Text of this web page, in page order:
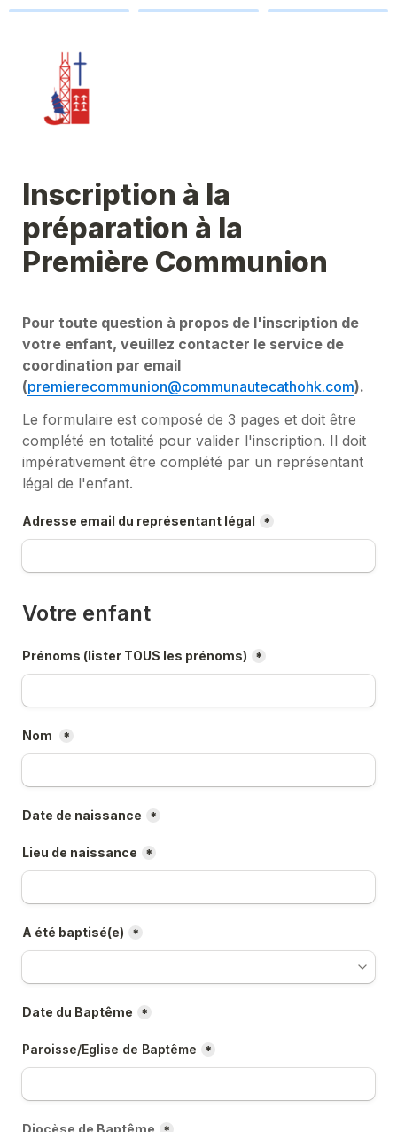
Inscription à la
préparation à la
Première Communion
Pour toute question à propos de l'inscription de
votre enfant, veuillez contacter le service de
coordination par email
(premierecommunion@communautecathohk.com).
Le formulaire est composé de 3 pages et doit être
complété en totalité pour valider l'inscription. Il doit
impérativement être complété par un représentant
légal de l'enfant.
Adresse email du représentant légal *
Votre enfant
Prénoms (lister TOUS les prénoms) *
Nom *
Date de naissance *
Lieu de naissance *
A été baptisé(e) *
Date du Baptême *
Paroisse/Eglise de Baptême *
Diocèse de Baptême